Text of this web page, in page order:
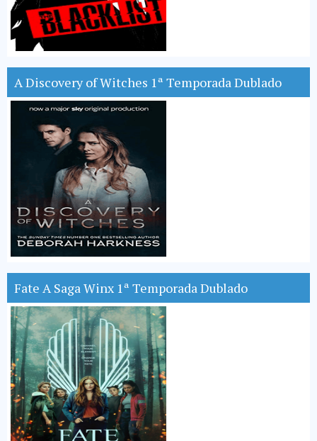
A Discovery of Witches 1ª Temporada Dublado
Fate A Saga Winx 1ª Temporada Dublado